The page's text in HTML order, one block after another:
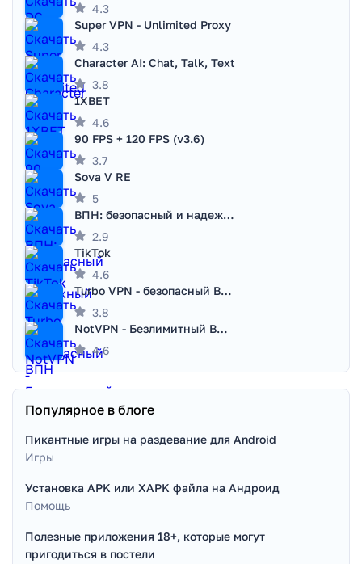
4.3
Super VPN - Unlimited Proxy
4.3
Character AI: Chat, Talk, Text
3.8
1XBET
4.6
90 FPS + 120 FPS (v3.6)
3.7
Sova V RE
5
ВПН: безопасный и надежный VPN
2.9
TikTok
4.6
Turbo VPN - безопасный ВПН
3.8
NotVPN - Безлимитный ВПН | VPN
4.6
Популярное в блоге
Пикантные игры на раздевание для Android
Игры
Установка APK или XAPK файла на Андроид
Помощь
Полезные приложения 18+, которые могут
пригодиться в постели